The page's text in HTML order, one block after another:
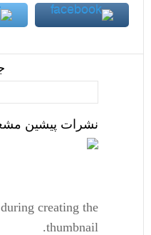
نشرات پیشین
creating the
thumbnail.